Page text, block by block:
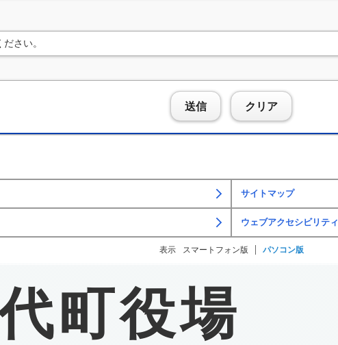
さい。
送信 クリア
サイトマップ
ウェブアクセシビリティ
表示 スマートフォン版 パソコン版
町役場